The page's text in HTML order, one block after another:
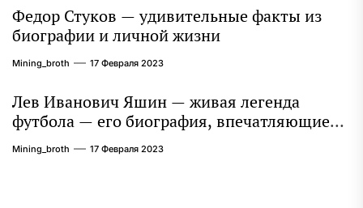
Федор Стуков — удивительные факты из
биографии и личной жизни
Mining_broth 17 Февраля 2023
Лев Иванович Яшин — живая легенда
футбола — его биография, впечатляющие
достижения и интересная личная жизнь
Mining_broth 17 Февраля 2023